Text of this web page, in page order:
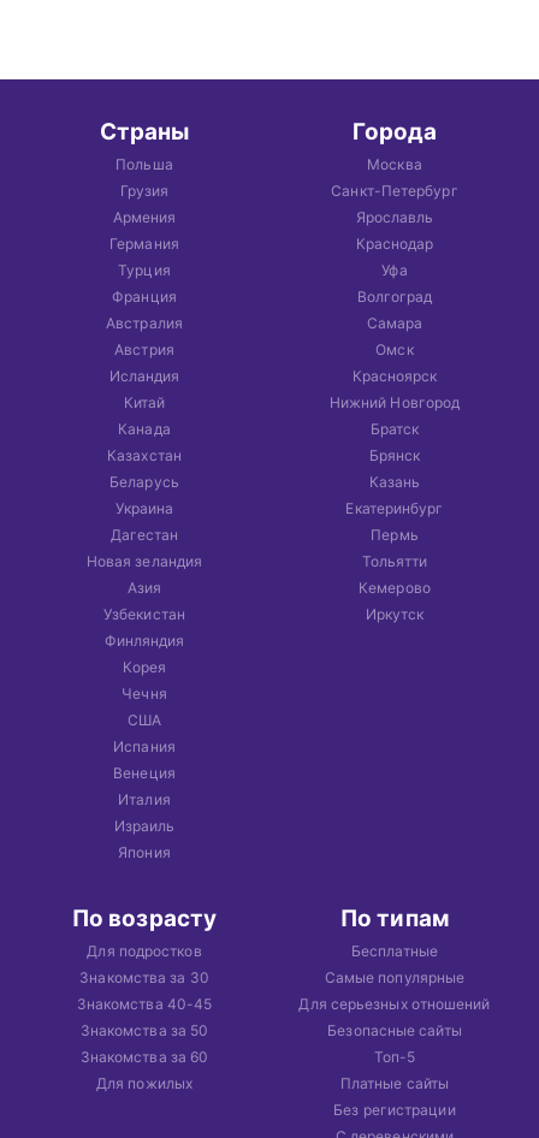
Страны
Польша
Грузия
Армения
Германия
Турция
Франция
Австралия
Австрия
Исландия
Китай
Канада
Казахстан
Беларусь
Украина
Дагестан
Новая зеландия
Азия
Узбекистан
Финляндия
Корея
Чечня
США
Испания
Венеция
Италия
Израиль
Япония
Города
Москва
Санкт-Петербург
Ярославль
Краснодар
Уфа
Волгоград
Самара
Омск
Красноярск
Нижний Новгород
Братск
Брянск
Казань
Екатеринбург
Пермь
Тольятти
Кемерово
Иркутск
По возрасту
Для подростков
Знакомства за 30
Знакомства 40-45
Знакомства за 50
Знакомства за 60
Для пожилых
По типам
Бесплатные
Самые популярные
Для серьезных отношений
Безопасные сайты
Топ-5
Платные сайты
Без регистрации